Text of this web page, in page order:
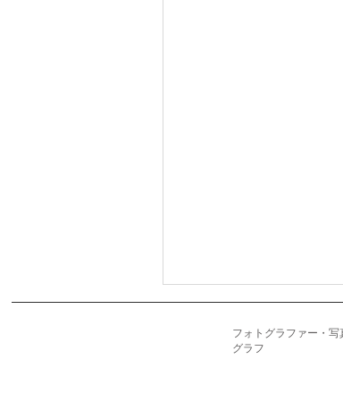
フォトグラファー・
グラフ